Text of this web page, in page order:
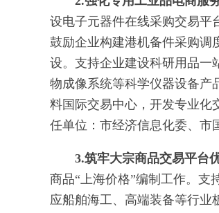
设电子元器件在线采购交易平
鼓励企业构建港机备件采购调
设。支持企业建设科研用品一
物成像系统等科学仪器设备产
料国际交易中心，开发专业化
任单位：市经济信息化委、市
3.筑牢大宗商品交易平台优
商品“上海价格”编制工作。支
应船舶海工、高端装备等行业